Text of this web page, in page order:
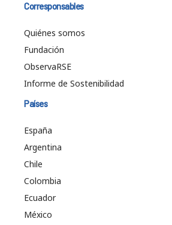
Corresponsables
Quiénes somos
Fundación
ObservaRSE
Informe de Sostenibilidad
Países
España
Argentina
Chile
Colombia
Ecuador
México